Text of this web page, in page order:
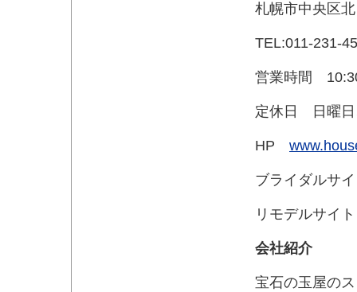
札幌市中央区
TEL:011-231-
営業時間
定休日 日曜日
HP
ブライダルサ
リモデルサイ
会社紹介
宝石の玉屋の